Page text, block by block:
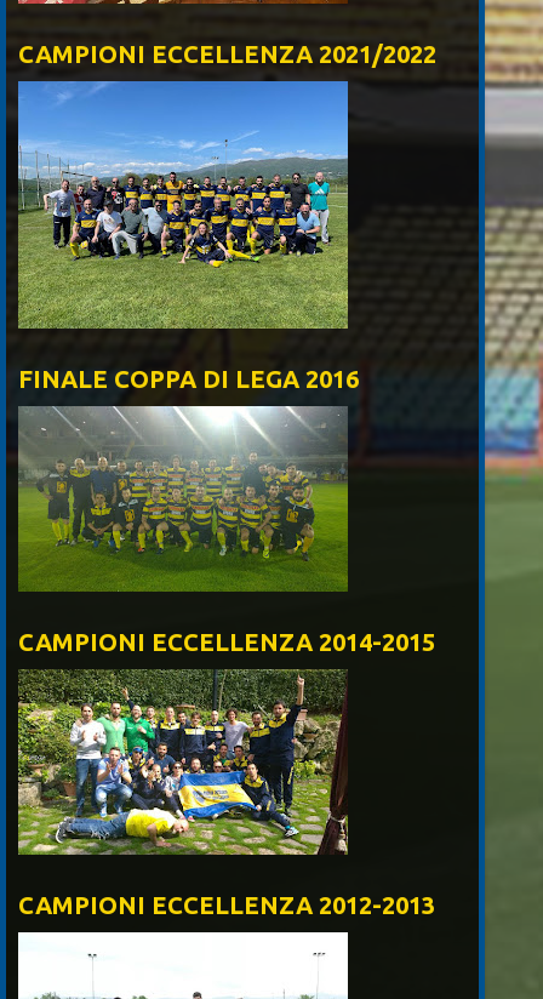
CAMPIONI ECCELLENZA 2021/2022
FINALE COPPA DI LEGA 2016
CAMPIONI ECCELLENZA 2014-2015
CAMPIONI ECCELLENZA 2012-2013